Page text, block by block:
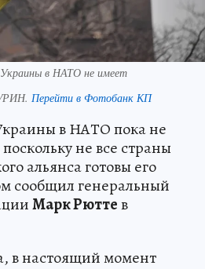
в НАТО не имеет
Перейти в Фотобанк КП
в НАТО пока не
не все страны
альянса готовы его
сообщил генеральный
Марк Рюттев
в настоящий момент